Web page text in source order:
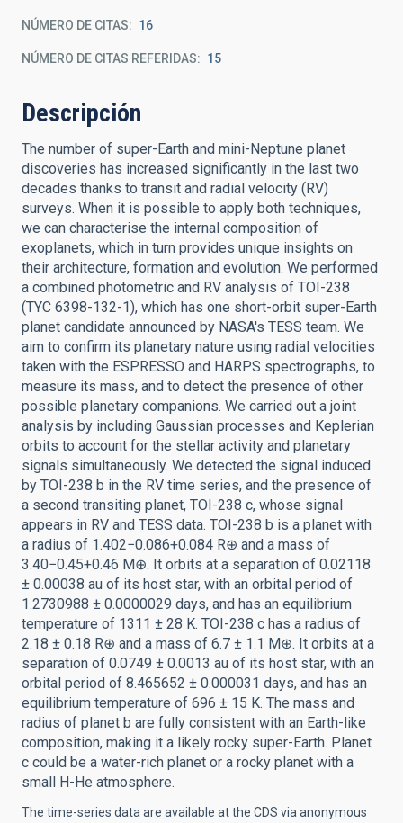
NÚMERO DE CITAS 16
NÚMERO DE CITAS REFERIDAS 15
Descripción
The number of super-Earth and mini-Neptune planet
discoveries has increased significantly in the last two
decades thanks to transit and radial velocity (RV)
surveys. When it is possible to apply both techniques,
we can characterise the internal composition of
exoplanets, which in turn provides unique insights on
their architecture, formation and evolution. We performed
a combined photometric and RV analysis of TOI-238
(TYC 6398-132-1), which has one short-orbit super-Earth
planet candidate announced by NASA's TESS team. We
aim to confirm its planetary nature using radial velocities
taken with the ESPRESSO and HARPS spectrographs, to
measure its mass, and to detect the presence of other
possible planetary companions. We carried out a joint
analysis by including Gaussian processes and Keplerian
orbits to account for the stellar activity and planetary
signals simultaneously. We detected the signal induced
by TOI-238 b in the RV time series, and the presence of
a second transiting planet, TOI-238 c, whose signal
appears in RV and TESS data. TOI-238 b is a planet with
a radius of 1.402−0.086+0.084 R⊕ and a mass of
3.40−0.45+0.46 M⊕. It orbits at a separation of 0.02118
± 0.00038 au of its host star, with an orbital period of
1.2730988 ± 0.0000029 days, and has an equilibrium
temperature of 1311 ± 28 K. TOI-238 c has a radius of
2.18 ± 0.18 R⊕ and a mass of 6.7 ± 1.1 M⊕. It orbits at a
separation of 0.0749 ± 0.0013 au of its host star, with an
orbital period of 8.465652 ± 0.000031 days, and has an
equilibrium temperature of 696 ± 15 K. The mass and
radius of planet b are fully consistent with an Earth-like
composition, making it a likely rocky super-Earth. Planet
c could be a water-rich planet or a rocky planet with a
small H-He atmosphere.
The time-series data are available at the CDS via anonymous